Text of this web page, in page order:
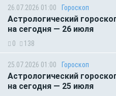
26.07.2026 01:00 Гороскоп
Астрологический
на сегодня — 26 июля
0 138
25.07.2026 01:00 Гороскоп
Астрологический
на сегодня — 25 июля